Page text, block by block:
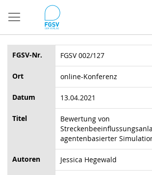
zum
Inhalt
FGSV-Nr. FGSV 002/127
Ort online-Konferenz
Datum 13.04.2021
Titel
Bewertung von
agentenbasierter
Autoren Jessica Hegewald